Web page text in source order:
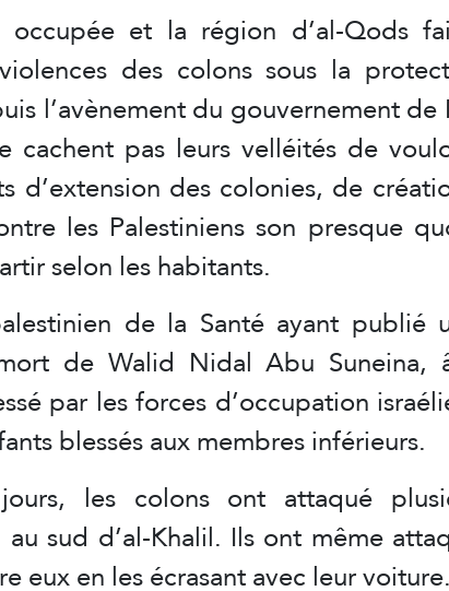
occupée et la région d’al-Qods
des colons sous la
l’avènement du gouvernement
cachent pas leurs velléités de
d’extension des colonies, de
les Palestiniens son presque
selon les habitants.
de la Santé ayant publié
de Walid Nidal Abu Suneina,
par les forces d’occupation
blessés aux membres inférieurs.
les colons ont attaqué
au sud d’al-Khalil. Ils ont même
eux en les écrasant avec leur voiture.